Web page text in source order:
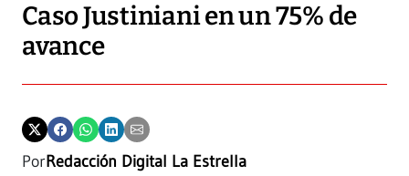
Caso Justiniani en un 75% de
avance
PorRedacción Digital La Estrella